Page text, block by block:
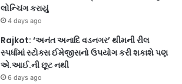
લોન્ચિંગ કરાયું
4 days ago
Rajkot: ‘અનંત અનાદિ વડનગર’ થીમની રીલ
સ્પર્ધામાં સ્ટોક્સ ઈમેજીસનો ઉપયોગ કરી શકાશે પણ
એ.આઈ.ની છૂટ નથી
6 days ago